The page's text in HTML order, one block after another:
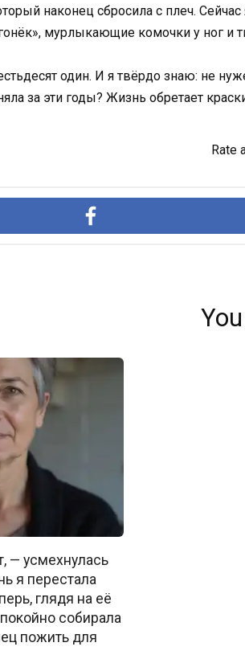
наконец сбросила с плеч.
мурлыкающие комочки у ног и
один. И я твёрдо знаю: не
за эти годы? Жизнь обретает
Rate
— усмехнулась
я перестала
глядя на её
собирала
пожить для